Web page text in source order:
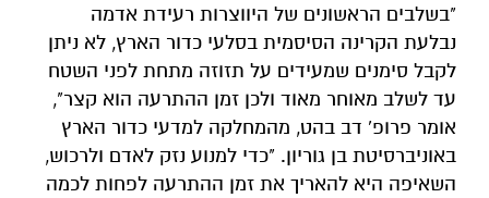
"בשלבים הראשונים של היווצרות רעידת אדמה
נבלעת הקרינה הסיסמית בסלעי כדור הארץ, לא ניתן
לקבל סימנים שמעידים על תזוזה מתחת לפני השטח
עד לשלב מאוחר מאוד ולכן זמן ההתרעה הוא קצר",
אומר פרופ' דב בהט, מהמחלקה למדעי כדור הארץ
באוניברסיטת בן גוריון. "כדי למנוע נזק לאדם ולרכוש,
השאיפה היא להאריך את זמן ההתרעה לפחות לכמה